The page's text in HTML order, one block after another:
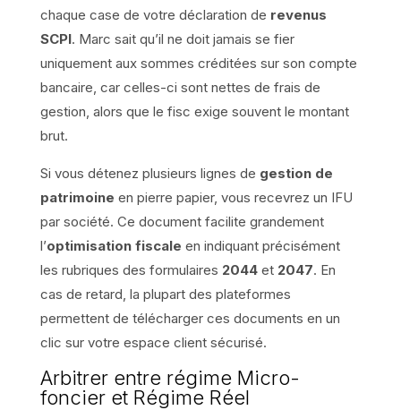
chaque case de votre déclaration de revenus
SCPI. Marc sait qu’il ne doit jamais se fier
uniquement aux sommes créditées sur son compte
bancaire, car celles-ci sont nettes de frais de
gestion, alors que le fisc exige souvent le montant
brut.
Si vous détenez plusieurs lignes de gestion de
patrimoine en pierre papier, vous recevrez un IFU
par société. Ce document facilite grandement
l’optimisation fiscale en indiquant précisément
les rubriques des formulaires 2044et 2047. En
cas de retard, la plupart des plateformes
permettent de télécharger ces documents en un
clic sur votre espace client sécurisé.
Arbitrer entre régime Micro-
foncier et Régime Réel